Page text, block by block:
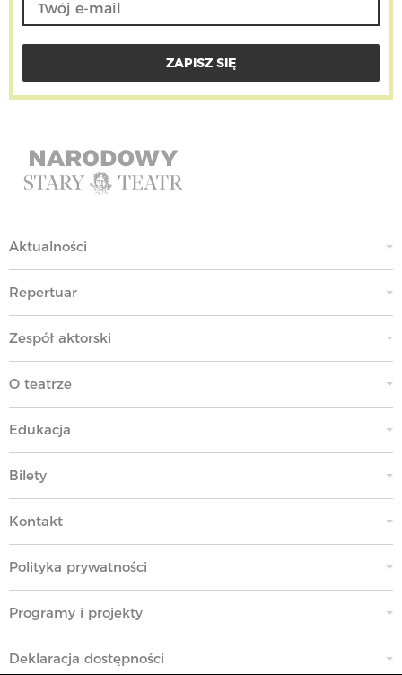
Aktualności
Repertuar
Zespół aktorski
O teatrze
Edukacja
Bilety
Kontakt
Polityka prywatności
Programy i projekty
Deklaracja dostępności